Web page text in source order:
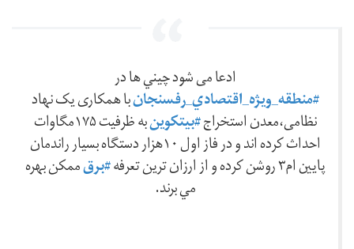
ادعا می شود چيني ها در
#منطقه_ويژه_اقتصادي_رفسنجانبا همکاری یک نهاد
نظامی،معدن استخراج#بيتکوين به ظرفيت ۱۷۵مگاوات
احداث کرده اند و در فاز اول ۱۰هزار دستگاه بسيار راندمان
پايين ام۳ روشن کرده و از ارزان ترين تعرفه #برقممکن بهره
مي برند.